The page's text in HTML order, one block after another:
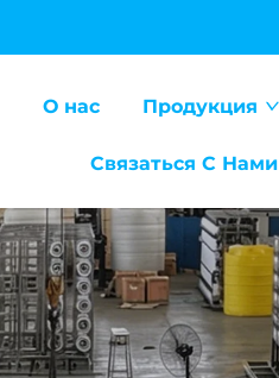
О нас Продукция
Связаться С Нами